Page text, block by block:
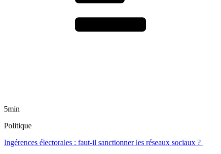
5min
Politique
Ingérences électorales : faut-il sanctionner les réseaux sociaux ?